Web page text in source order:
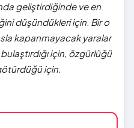
geliştirdiğinde ve en
düşündükleri için. Bir o
kapanmayacak yaralar
için, özgürlüğü
için.